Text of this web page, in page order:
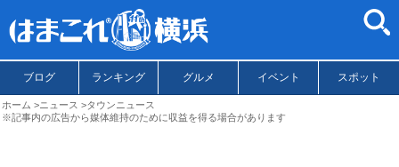
ブログ ランキング グルメ イベント スポット
ホーム ニュース
タウンニュース
※記事内の広告から媒体維持のために収益を得る場合があります